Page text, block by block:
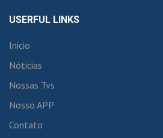
USERFUL LINKS
Inicio
Nóticias
Nossas Tvs
Nosso APP
Contato